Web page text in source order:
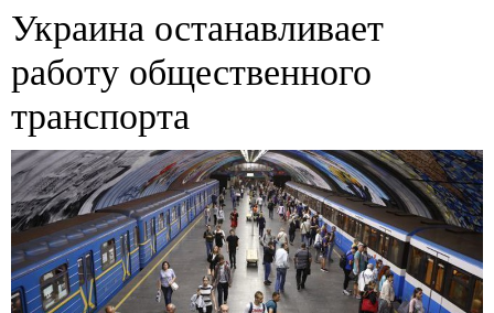
Украина останавливает
работу общественного
транспорта